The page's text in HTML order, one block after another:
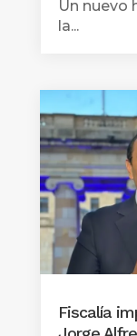
Un nuevo
la...
Fiscalía